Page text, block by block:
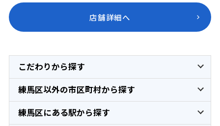
店舗詳細へ
こだわりから探す
練馬区以外の市区町村から探す
練馬区にある駅から探す